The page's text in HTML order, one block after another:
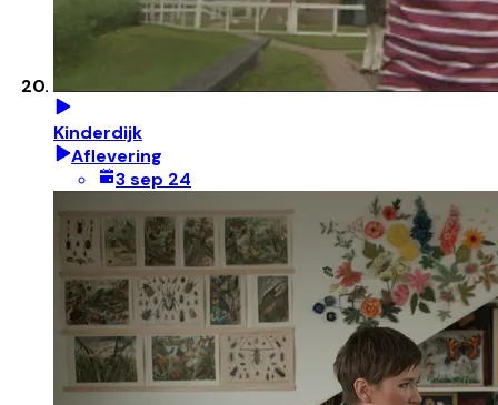
Kinderdijk
Aflevering
3 sep 24